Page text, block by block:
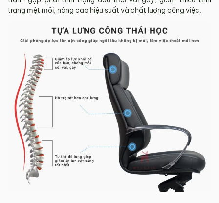
trạng mệt mỏi, nâng cao hiệu suất và chất lượng công việc.